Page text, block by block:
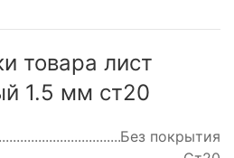
товара лист
1.5 мм ст20
Без покрытия